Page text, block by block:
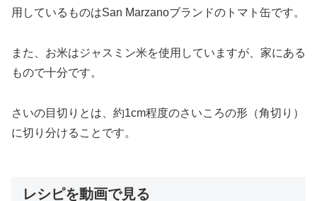
用しているものはSan Marzanoブランドのトマト缶です。
また、お米はジャスミン米を使用していますが、家にある
もので十分です。
さいの目切りとは、約1cm程度のさいころの形（角切り）
に切り分けることです。
レシピを動画で見る